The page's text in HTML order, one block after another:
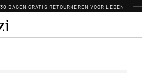
30 DAGEN GRATIS RETOURNEREN VOOR LEDEN